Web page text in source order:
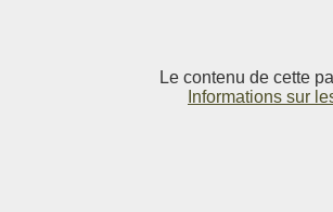
Le contenu de cette
Informations sur